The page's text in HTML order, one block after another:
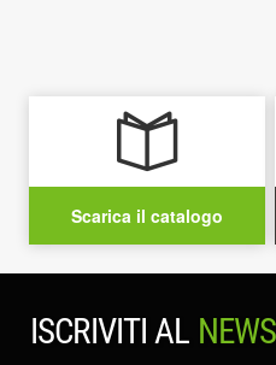
Scarica il catalogo
ISCRIVITI AL